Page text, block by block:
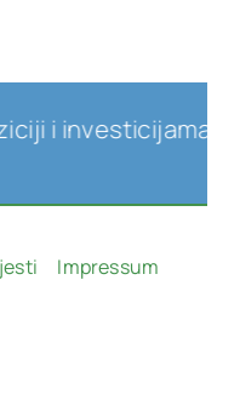
u
Impressum